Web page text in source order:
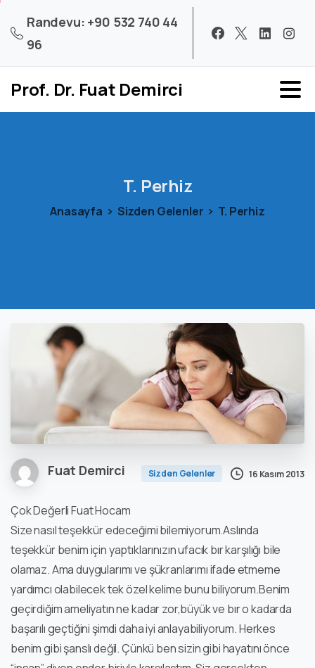
Randevu: +90 532 740 44
96
Prof. Dr. Fuat Demirci
T. Perhiz
Anasayfa Sizden Gelenler T. Perhiz
Fuat Demirci Sizden Gelenler 16 Kasım 2013
Çok Değerli Fuat Hocam
Size nasıl teşekkür edeceğimi bilemiyorum.Aslında
teşekkür benim için yaptıklarınızın ufacık bır karşılığı bile
olamaz. Ama duygularımı ve şükranlarımı ifade etmeme
yardımcı olabilecek tek özel kelime bunu biliyorum.Benim
geçirdiğim ameliyatın ne kadar zor,büyük ve bır o kadarda
başarılı geçtiğini şimdi daha iyi anlayabiliyorum. Herkes
benim gibi şanslı değil. Çünkü ben sizin gibi hayatını önce